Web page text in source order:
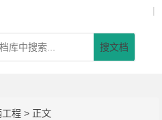
|
搜文档
工程 > 正文